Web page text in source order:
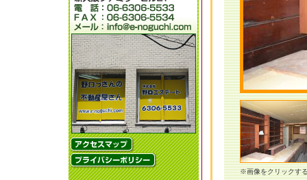
※画像をクリックす